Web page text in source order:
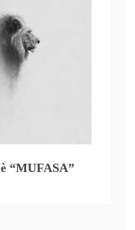
“MUFASA”